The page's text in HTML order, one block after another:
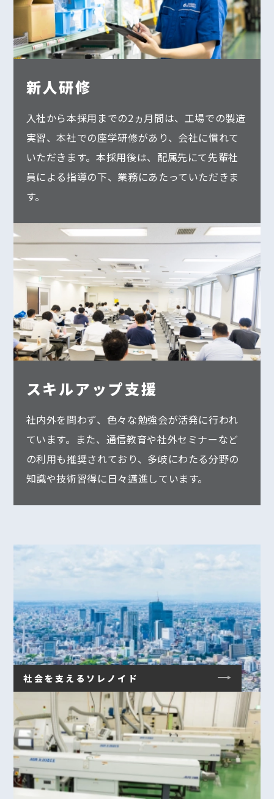
新人研修
入社から本採用までの2ヵ月間は、工場での製造
実習、本社での座学研修があり、会社に慣れて
いただきます。本採用後は、配属先にて先輩社
員による指導の下、業務にあたっていただきま
す。
スキルアップ支援
社内外を問わず、色々な勉強会が活発に行われ
ています。また、通信教育や社外セミナーなど
の利用も推奨されており、多岐にわたる分野の
知識や技術習得に日々邁進しています。
社会を支えるソレノイド